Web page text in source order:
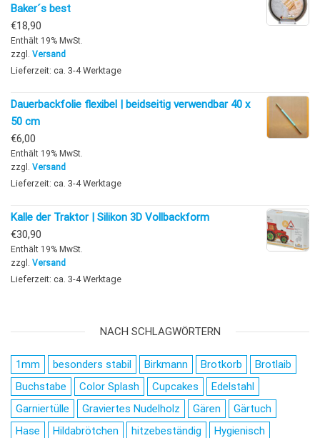
Baker´s best
€18,90
Enthält 19% MwSt.
zzgl. Versand
Lieferzeit: ca. 3-4 Werktage
Dauerbackfolie flexibel | beidseitig verwendbar 40 x
50 cm
€6,00
Enthält 19% MwSt.
zzgl. Versand
Lieferzeit: ca. 3-4 Werktage
Kalle der Traktor | Silikon 3D Vollbackform
€30,90
Enthält 19% MwSt.
zzgl. Versand
Lieferzeit: ca. 3-4 Werktage
NACH SCHLAGWÖRTERN
1mm besonders stabil Birkmann Brotkorb
Brotlaib
Buchstabe
Color Splash Cupcakes
Edelstahl
Garniertülle
Graviertes Nudelholz Gären
Gärtuch
Hase
Hildabrötchen hitzebeständig
Hygienisch